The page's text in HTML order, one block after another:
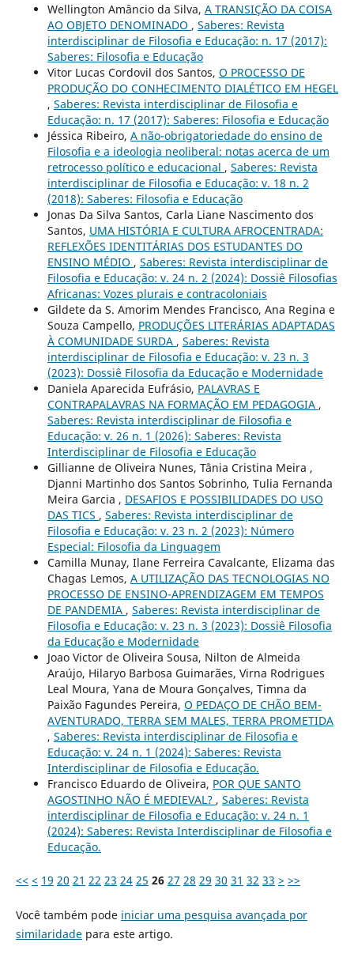
Wellington Amâncio da Silva, A TRANSIÇÃO DA COISA
AO OBJETO DENOMINADO , Saberes: Revista
interdisciplinar de Filosofia e Educação: n. 17 (2017):
Saberes: Filosofia e Educação
Vitor Lucas Cordovil dos Santos, O PROCESSO DE
PRODUÇÃO DO CONHECIMENTO DIALÉTICO EM HEGEL
, Saberes: Revista interdisciplinar de Filosofia e
Educação: n. 17 (2017): Saberes: Filosofia e Educação
Jéssica Ribeiro, A não-obrigatoriedade do ensino de
Filosofia e a ideologia neoliberal: notas acerca de um
retrocesso político e educacional , Saberes: Revista
interdisciplinar de Filosofia e Educação: v. 18 n. 2
(2018): Saberes: Filosofia e Educação
Jonas Da Silva Santos, Carla Liane Nascimento dos
Santos, UMA HISTÓRIA E CULTURA AFROCENTRADA:
REFLEXÕES IDENTITÁRIAS DOS ESTUDANTES DO
ENSINO MÉDIO , Saberes: Revista interdisciplinar de
Filosofia e Educação: v. 24 n. 2 (2024): Dossiê Filosofias
Africanas: Vozes plurais e contracoloniais
Gildete da S. Amorim Mendes Francisco, Ana Regina e
Souza Campello, PRODUÇÕES LITERÁRIAS ADAPTADAS
À COMUNIDADE SURDA , Saberes: Revista
interdisciplinar de Filosofia e Educação: v. 23 n. 3
(2023): Dossiê Filosofia da Educação e Modernidade
Daniela Aparecida Eufrásio, PALAVRAS E
CONTRAPALAVRAS NA FORMAÇÃO EM PEDAGOGIA ,
Saberes: Revista interdisciplinar de Filosofia e
Educação: v. 26 n. 1 (2026): Saberes: Revista
Interdisciplinar de Filosofia e Educação
Gillianne de Oliveira Nunes, Tânia Cristina Meira ,
Djanni Martinho dos Santos Sobrinho, Tulia Fernanda
Meira Garcia , DESAFIOS E POSSIBILIDADES DO USO
DAS TICS , Saberes: Revista interdisciplinar de
Filosofia e Educação: v. 23 n. 2 (2023): Número
Especial: Filosofia da Linguagem
Camilla Munay, Ilane Ferreira Cavalcante, Elizama das
Chagas Lemos, A UTILIZAÇÃO DAS TECNOLOGIAS NO
PROCESSO DE ENSINO-APRENDIZAGEM EM TEMPOS
DE PANDEMIA , Saberes: Revista interdisciplinar de
Filosofia e Educação: v. 23 n. 3 (2023): Dossiê Filosofia
da Educação e Modernidade
Joao Victor de Oliveira Sousa, Nilton de Almeida
Araújo, Hilaryo Barbosa Guimarães, Virna Rodrigues
Leal Moura, Yana de Moura Gonçalves, Timna da
Paixão Fagundes Pereira, O PEDAÇO DE CHÃO BEM-
AVENTURADO, TERRA SEM MALES, TERRA PROMETIDA
, Saberes: Revista interdisciplinar de Filosofia e
Educação: v. 24 n. 1 (2024): Saberes: Revista
Interdisciplinar de Filosofia e Educação.
Francisco Eduardo de Oliveira, POR QUE SANTO
AGOSTINHO NÃO É MEDIEVAL? , Saberes: Revista
interdisciplinar de Filosofia e Educação: v. 24 n. 1
(2024): Saberes: Revista Interdisciplinar de Filosofia e
Educação.
<< < 19 20 21 22 23 24 25 26 27 28 29 30 31 32 33 > >>
Você também pode iniciar uma pesquisa avançada por
similaridadepara este artigo.